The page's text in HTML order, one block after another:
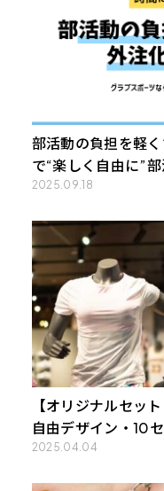
部活動の負担を軽
で“楽しく自由に”
2025.09.18
【オリジナルセッ
自由デザイン・10
2025.04.04